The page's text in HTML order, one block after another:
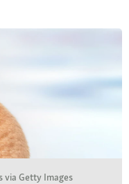
via Getty Images